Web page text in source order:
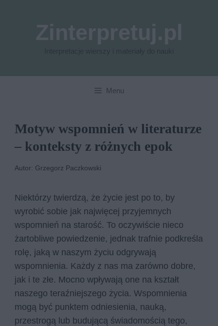
Menu
Motyw wspomnień w literaturze
– konteksty z różnych epok
Autor: Grzegorz Paczkowski
Niektórzy twierdzą, że życie jest po to, by
wyrobić sobie jak najwięcej przyjemnych
wspomnień na starość. To oczywiście nieco
żartobliwe powiedzenie, jednak trafnie podkreśla
rolę, jaką w naszym życiu odgrywają
wspomnienia. Każdy z nas ma zarówno dobre,
jak i te złe. Mocno wpływają one na kształt
naszego teraźniejszego życia. Wspomnienia
mogą być punktem odniesienia, nauką,
przestrogą lub budującą świadomością tego,